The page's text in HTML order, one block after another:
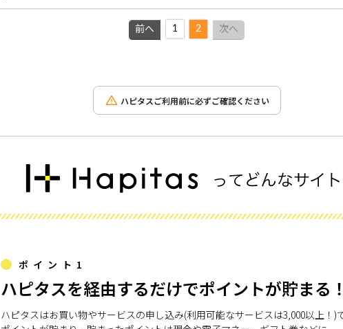
前へ 1 2 次へ
ハピタスご利用前に必ずご確認ください
ポイント1
ハピタスを経由するだけでポイントが貯まる
ハピタスはお買い物やサービスの申し込み(利用可能なサービスは3,000以上！)